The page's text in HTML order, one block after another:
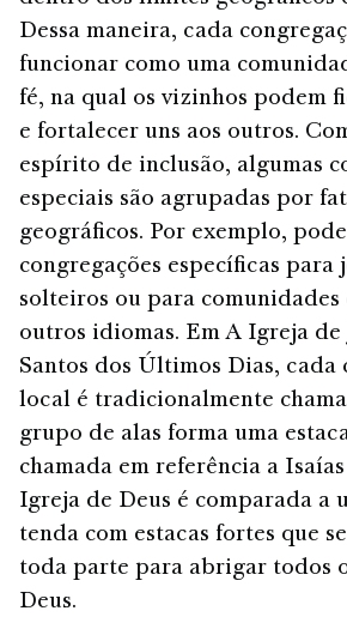
Dessa maneira, cada
funcionar como uma
fé, na qual os vizinhos podem
e fortalecer uns aos outros.
espírito de inclusão, algumas
especiais são agrupadas por
geográficos. Por exemplo,
congregações específicas para
solteiros ou para comunidades
outros idiomas. Em A Igreja de
Santos dos Últimos Dias, cada
local é tradicionalmente
grupo de alas forma uma
chamada em referência a Isaías
Igreja de Deus é comparada a
tenda com estacas fortes que
toda parte para abrigar todos
Deus.